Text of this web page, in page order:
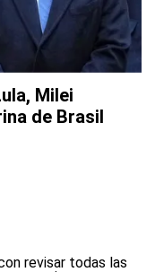
Milei
de Brasil